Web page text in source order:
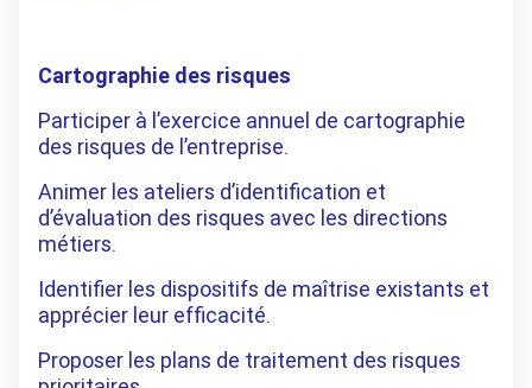
Cartographie des risques
Participer à l’exercice annuel de cartographie
des risques de l’entreprise.
Animer les ateliers d’identification et
d’évaluation des risques avec les directions
métiers.
Identifier les dispositifs de maîtrise existants et
apprécier leur efficacité.
Proposer les plans de traitement des risques